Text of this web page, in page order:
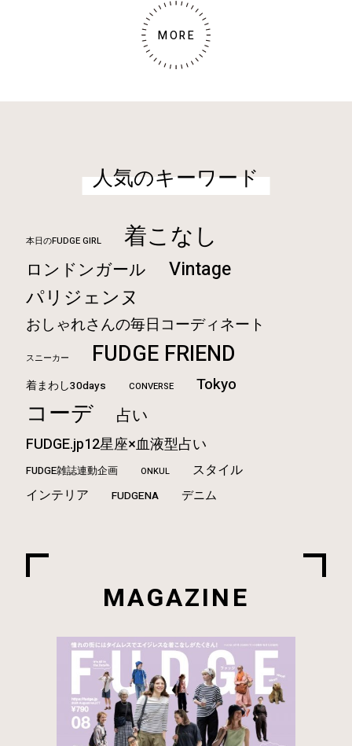
MORE
人気のキーワード
本日のFUDGE GIRL 着こなし
ロンドンガール Vintage
パリジェンヌ
おしゃれさんの毎日コーディネート
スニーカー FUDGE FRIEND
着まわし30days CONVERSE Tokyo
コーデ 占い
FUDGE.jp12星座×血液型占い
FUDGE雑誌連動企画 ONKUL
スタイル
インテリア
FUDGENA デニム
MAGAZINE